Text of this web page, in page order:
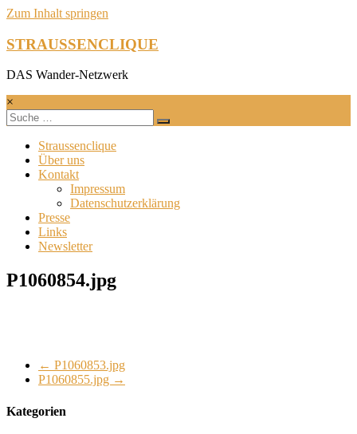
Zum Inhalt springen
STRAUSSENCLIQUE
DAS Wander-Netzwerk
×
Straussenclique
Über uns
Kontakt
Impressum
Datenschutzerklärung
Presse
Links
Newsletter
P1060854.jpg
← P1060853.jpg
P1060855.jpg →
Kategorien